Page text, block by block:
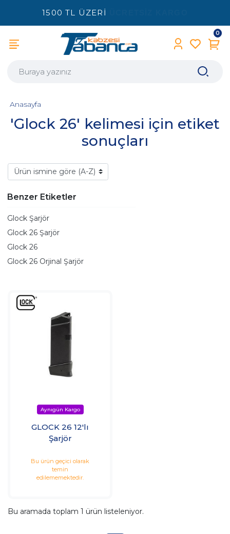
1500 TL ÜZERİ
0
'Glock 26' kelimesi için etiket
sonuçları
Anasayfa
Benzer Etiketler
Glock Şarjör
Glock 26 Şarjör
Glock 26
Glock 26 Orjinal Şarjör
GLOCK 26 12'lı
Şarjör
Bu ürün geçici olarak
temin
edilememektedir.
Bu aramada toplam 1 ürün listeleniyor.